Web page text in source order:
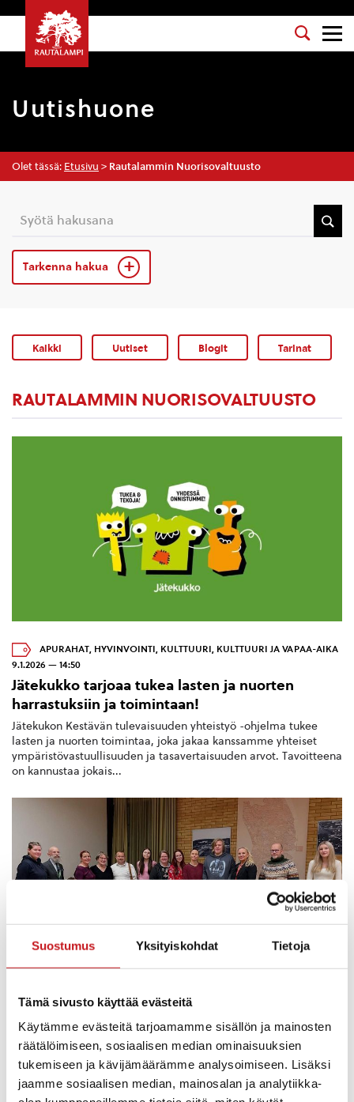
Suostumus Yksityiskohdat Tietoja
Tämä sivusto käyttää evästeitä
Käytämme evästeitä tarjoamamme sisällön ja mainosten
räätälöimiseen, sosiaalisen median ominaisuuksien
tukemiseen ja kävijämäärämme analysoimiseen. Lisäksi
jaamme sosiaalisen median, mainosalan ja analytiikka-
Uutishuone
Olet tässä: Etusivu > Rautalammin Nuorisovaltuusto
Tarkenna hakua
Kaikki Uutiset Blogit Tarinat
RAUTALAMMIN NUORISOVALTUUSTO
APURAHAT, HYVINVOINTI, KULTTUURI, KULTTUURI JA VAPAA-AIKA
9.1.2026 — 14:50
Jätekukko tarjoaa tukea lasten ja nuorten
harrastuksiin ja toimintaan!
Jätekukon Kestävän tulevaisuuden yhteistyö -ohjelma tukee
lasten ja nuorten toimintaa, joka jakaa kanssamme yhteiset
ympäristövastuullisuuden ja tasavertaisuuden arvot. Tavoitteena
on kannustaa jokais...
PÄÄTÖKSENTEKO JA HALLINTO
14.11.2024 — 19:10
Nuorten ja päättäjien keskustelutilaisuus
Kohtaamo 13.11.2024
Rautalammin nuorisovaltuusto sekä nuorisotoimi järjestivät